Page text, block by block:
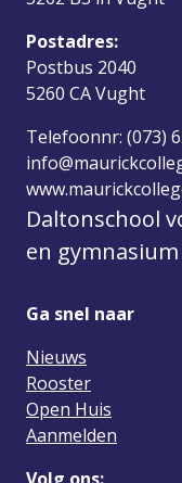
Postadres:
Postbus 2040
5260 CA Vught
Telefoonnr: (073)
Daltonschool
en gymnasium
Ga snel naar
Nieuws
Rooster
Open Huis
Aanmelden